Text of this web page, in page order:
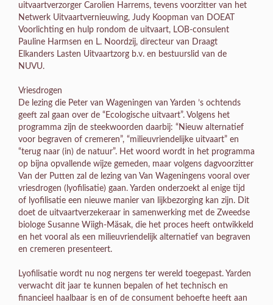
uitvaartverzorger Carolien Harrems, tevens voorzitter van het
Netwerk Uitvaartvernieuwing, Judy Koopman van DOEAT
Voorlichting en hulp rondom de uitvaart, LOB-consulent
Pauline Harmsen en L. Noordzij, directeur van Draagt
Elkanders Lasten Uitvaartzorg b.v. en bestuurslid van de
NUVU.
Vriesdrogen
De lezing die Peter van Wageningen van Yarden ’s ochtends
geeft zal gaan over de “Ecologische uitvaart”. Volgens het
programma zijn de steekwoorden daarbij: “Nieuw alternatief
voor begraven of cremeren”, “milieuvriendelijke uitvaart” en
“terug naar (in) de natuur”. Het woord wordt in het programma
op bijna opvallende wijze gemeden, maar volgens dagvoorzitter
Van der Putten zal de lezing van Van Wageningens vooral over
vriesdrogen (lyofilisatie) gaan. Yarden onderzoekt al enige tijd
of lyofilisatie een nieuwe manier van lijkbezorging kan zijn. Dit
doet de uitvaartverzekeraar in samenwerking met de Zweedse
biologe Susanne Wiigh-Mäsak, die het proces heeft ontwikkeld
en het vooral als een milieuvriendelijk alternatief van begraven
en cremeren presenteert.
Lyofilisatie wordt nu nog nergens ter wereld toegepast. Yarden
verwacht dit jaar te kunnen bepalen of het technisch en
financieel haalbaar is en of de consument behoefte heeft aan